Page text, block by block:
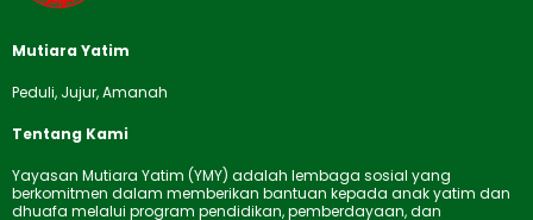
Mutiara Yatim
Peduli, Jujur, Amanah
Tentang Kami
Yayasan Mutiara Yatim (YMY) adalah lembaga sosial yang
berkomitmen dalam memberikan bantuan kepada anak yatim dan
dhuafa melalui program pendidikan, pemberdayaan, dan